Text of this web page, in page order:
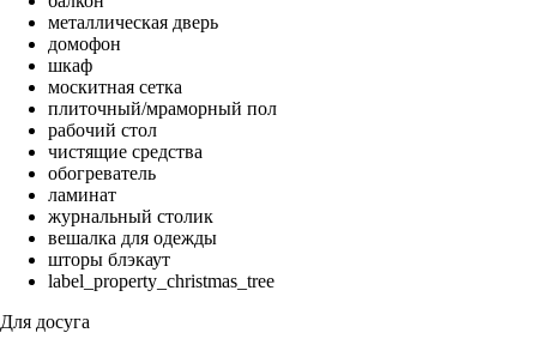
металлическая дверь
домофон
шкаф
москитная сетка
плиточный/мраморный пол
рабочий стол
чистящие средства
обогреватель
ламинат
журнальный столик
вешалка для одежды
шторы блэкаут
label_property_christmas_tree
Для досуга